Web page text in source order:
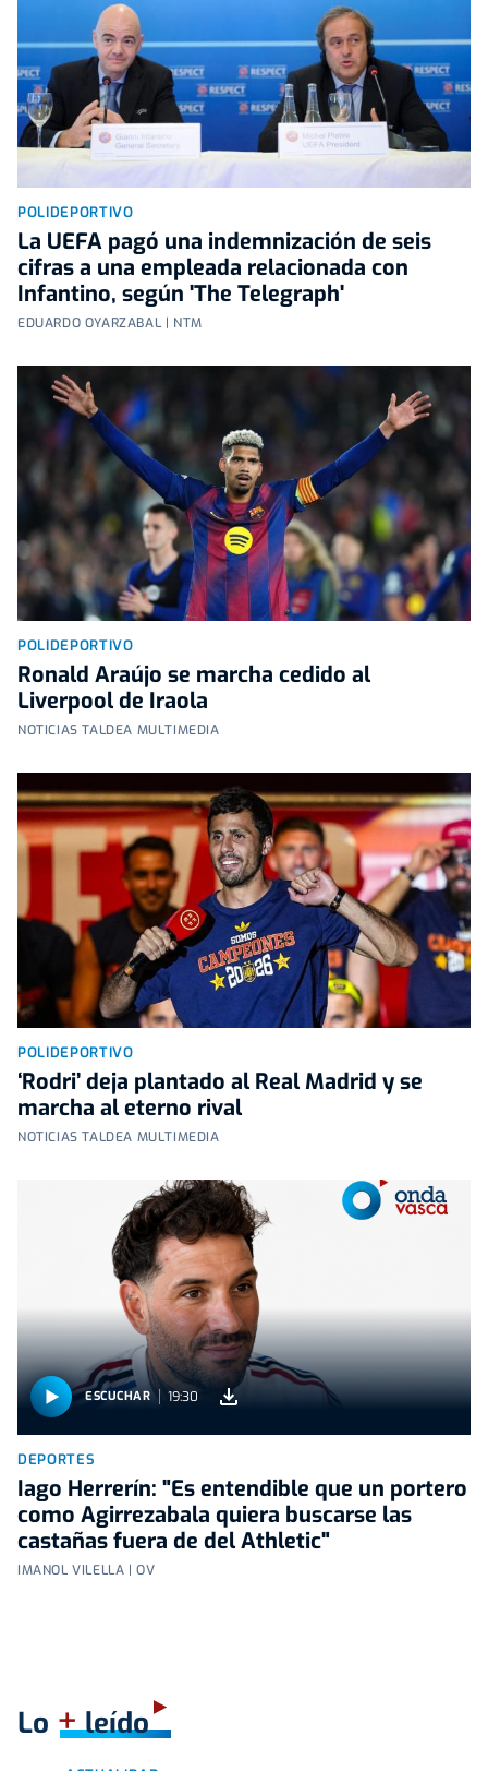
POLIDEPORTIVO
La UEFA pagó una indemnización de seis
cifras a una empleada relacionada con
Infantino, según 'The Telegraph'
EDUARDO OYARZABAL | NTM
POLIDEPORTIVO
Ronald Araújo se marcha cedido al
Liverpool de Iraola
NOTICIAS TALDEA MULTIMEDIA
POLIDEPORTIVO
‘Rodri’ deja plantado al Real Madrid y se
marcha al eterno rival
NOTICIAS TALDEA MULTIMEDIA
ESCUCHAR 19:30
DEPORTES
Iago Herrerín: "Es entendible que un portero
como Agirrezabala quiera buscarse las
castañas fuera de del Athletic"
IMANOL VILELLA | OV
Lo +leído